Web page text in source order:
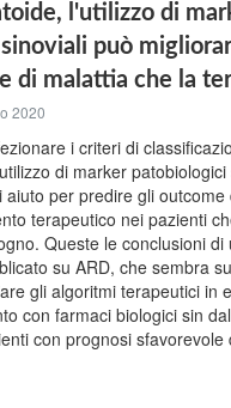
l'utilizzo di
può
di malattia che la
2020
i criteri di
di marker patobiologici
per predire gli outcome
terapeutico nei pazienti
Queste le conclusioni di
su ARD, che sembra
gli algoritmi terapeutici in
con farmaci biologici sin
con prognosi sfavorevole